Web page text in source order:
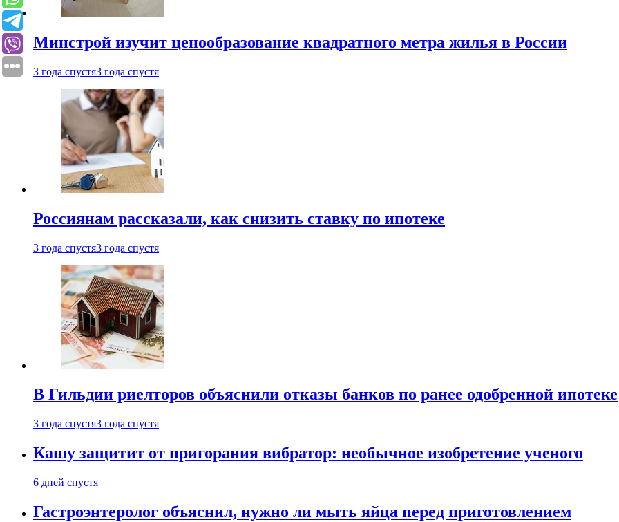
Минстрой изучит ценообразование квадратного метра жилья в России
3 года спустя3 года спустя
Россиянам рассказали, как снизить ставку по ипотеке
3 года спустя3 года спустя
В Гильдии риелторов объяснили отказы банков по ранее одобренной ипотеке
3 года спустя3 года спустя
Кашу защитит от пригорания вибратор: необычное изобретение ученого
6 дней спустя
Гастроэнтеролог объяснил, нужно ли мыть яйца перед приготовлением